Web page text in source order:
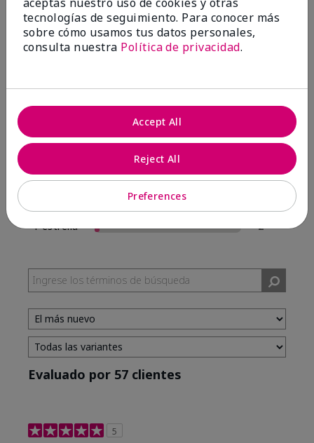
Escribir Una Opinión
3 estrellas
1
1 estrella
2
Evaluado por 57 clientes
5
tecnologías de seguimiento. Para conocer más
sobre cómo usamos tus datos personales,
consulta nuestra Política de privacidad.
Preferences
Reject All
Accept All